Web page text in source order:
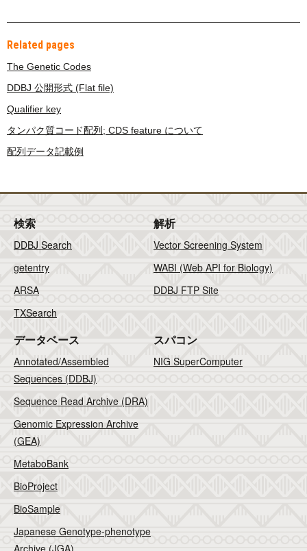
Related pages
The Genetic Codes
DDBJ 公開形式 (Flat file)
Qualifier key
タンパク質コード配列; CDS feature について
配列データ記載例
検索
DDBJ Search
getentry
ARSA
TXSearch
解析
Vector Screening System
WABI (Web API for Biology)
DDBJ FTP Site
データベース
Annotated/Assembled
Sequences (DDBJ)
Sequence Read Archive (DRA)
Genomic Expression Archive
(GEA)
MetaboBank
BioProject
BioSample
Japanese Genotype-phenotype
Archive (JGA)
スパコン
NIG SuperComputer